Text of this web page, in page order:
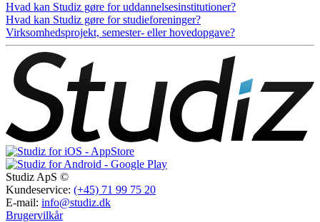
Hvad kan Studiz gøre for uddannelsesinstitutioner?
Hvad kan Studiz gøre for studieforeninger?
Virksomhedsprojekt, semester- eller hovedopgave?
Studiz ApS ©
Kundeservice: (+45) 71 99 75 20
E-mail: info@studiz.dk
Brugervilkår